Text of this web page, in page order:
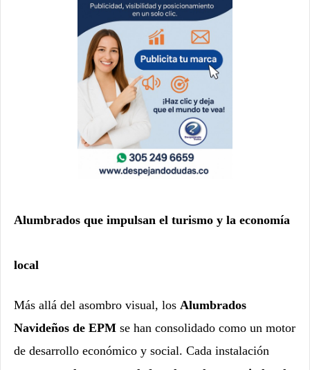
Alumbrados que impulsan el turismo y la economía
local
Más allá del asombro visual, los Alumbrados
Navideños de EPM se han consolidado como un motor
de desarrollo económico y social. Cada instalación